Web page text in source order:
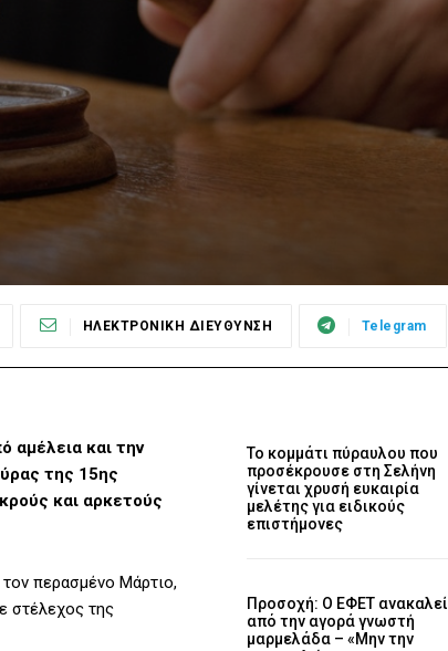
ΗΛΕΚΤΡΟΝΙΚΗ ΔΙΕΥΘΥΝΣΗ Telegram
αμέλεια και την
της 15ης
και αρκετούς
περασμένο Μάρτιο,
στέλεχος της
Το κομμάτι πύραυλου που
προσέκρουσε στη Σελήνη
γίνεται χρυσή ευκαιρία
μελέτης για ειδικούς
επιστήμονες
Προσοχή: Ο ΕΦΕΤ ανακαλεί
από την αγορά γνωστή
μαρμελάδα – «Μην την